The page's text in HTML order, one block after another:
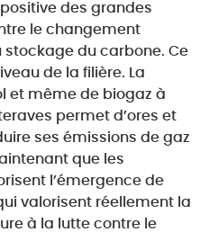
des grandes
le changement
du carbone. Ce
de la filière. La
et même de biogaz à
permet d’ores et
ses émissions de gaz
que les
l’émergence de
valorisent réellement la
à la lutte contre le